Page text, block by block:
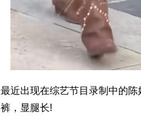
最近出现在综艺节目录制中的
裤，显腿长!